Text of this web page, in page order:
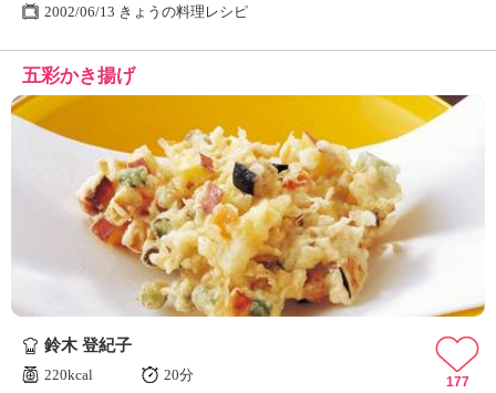
2002/06/13 きょうの料理レシピ
五彩かき揚げ
鈴木 登紀子
220kcal
20分
177